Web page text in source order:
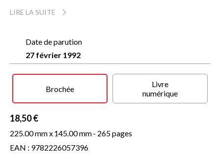
Colline qui travaille, du quartier où vivent ceux qui se
les bêtes vivent dans une même fange. Entremetteur
sublime et rusé, il tient tous les fils d'une histoire
formidablement romantique qui charrie, au milieu des cris et
déchaînées sous un décor impressionnant.
Jamais l'intérêt ne cède.
Toujours en mouvement, ce roman nous livre sans
peuple et d'un lieu portés à blanc.
Ce livre a une âme. Un très grand Clavel.
LIRE LA SUITE
Date de parution
27 février 1992
Brochée
Livre
numérique
18,50 €
225.00 mm x145.00 mm- 265 pages
EAN : 9782226057396